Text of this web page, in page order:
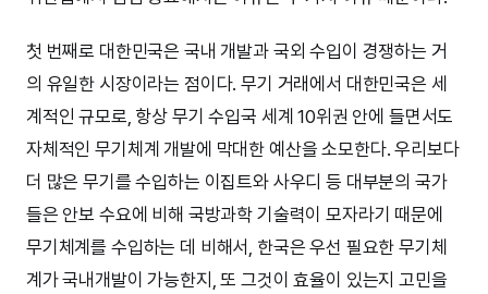
첫 번째로 대한민국은 국내 개발과 국외 수입이 경쟁하는 거
의 유일한 시장이라는 점이다. 무기 거래에서 대한민국은 세
계적인 규모로, 항상 무기 수입국 세계 10위권 안에 들면서도
자체적인 무기체계 개발에 막대한 예산을 소모한다. 우리보다
더 많은 무기를 수입하는 이집트와 사우디 등 대부분의 국가
들은 안보 수요에 비해 국방과학 기술력이 모자라기 때문에
무기체계를 수입하는 데 비해서, 한국은 우선 필요한 무기체
계가 국내개발이 가능한지, 또 그것이 효율이 있는지 고민을